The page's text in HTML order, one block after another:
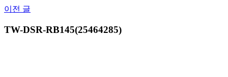
Skip
content
이전 글
TW-DSR-RB145(25464285)